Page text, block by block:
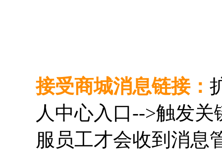
接受商城消息链接：
人中心入口-->触发
服员工才会收到消息